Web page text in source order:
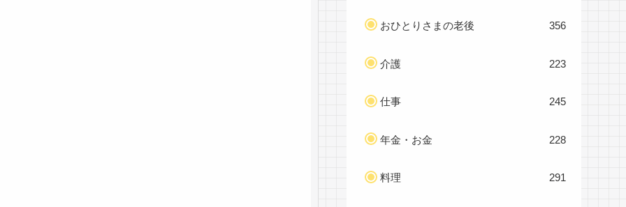
おひとりさまの老後 356
介護 223
仕事 245
年金・お金 228
料理 291